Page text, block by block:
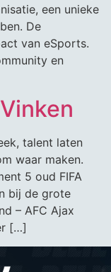
een unieke
De
van eSports.
en
talent laten
waar maken.
5 oud FIFA
bij de grote
– AFC Ajax
[…]